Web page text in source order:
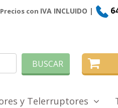
con IVA INCLUIDO |
BUSCAR
y Telerruptores